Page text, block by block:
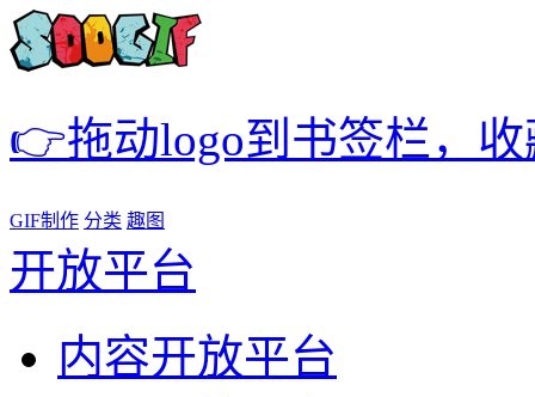
👉拖动logo到书签栏，
GIF制作 分类 趣图
开放平台
内容开放平台